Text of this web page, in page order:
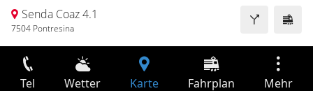
Senda Coaz 4.1
7504 Pontresina
Tel Wetter Karte Fahrplan Mehr